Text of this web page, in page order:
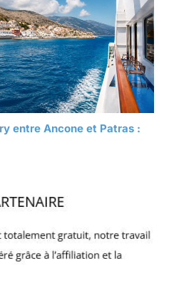
entre Ancone et Patras :